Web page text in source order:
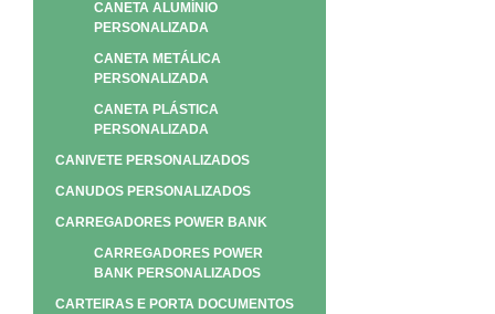
CANETA ALUMÍNIO
PERSONALIZADA
CANETA METÁLICA
PERSONALIZADA
CANETA PLÁSTICA
PERSONALIZADA
CANIVETE PERSONALIZADOS
CANUDOS PERSONALIZADOS
CARREGADORES POWER BANK
CARREGADORES POWER
BANK PERSONALIZADOS
CARTEIRAS E PORTA DOCUMENTOS